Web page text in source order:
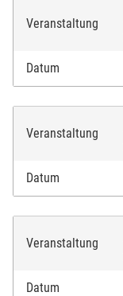
Veranstaltung
Datum
Veranstaltung
Datum
Veranstaltung
Datum